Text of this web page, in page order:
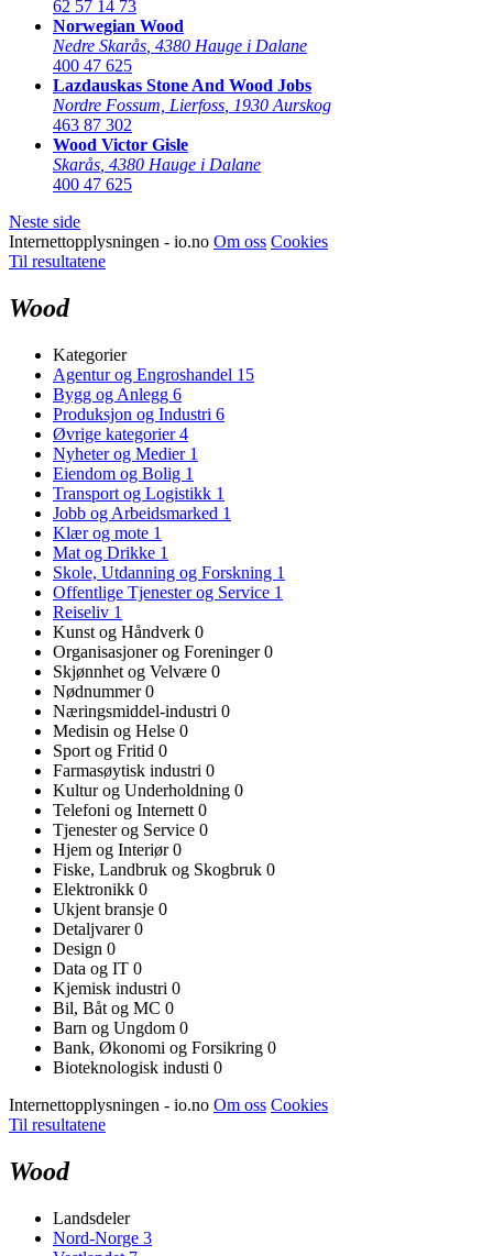
62 57 14 73
Norwegian Wood
Nedre Skarås 4380 Hauge i Dalane
400 47 625
Lazdauskas Stone And Wood Jobs
Nordre Fossum, Lierfoss 1930 Aurskog
463 87 302
Wood Victor Gisle
Skarås 4380 Hauge i Dalane
400 47 625
Neste side
Internettopplysningen - io.no Om oss Cookies
Til resultatene
Wood
Kategorier
Agentur og Engroshandel 15
Bygg og Anlegg 6
Produksjon og Industri 6
Øvrige kategorier4
Nyheter og Medier 1
Eiendom og Bolig 1
Transport og Logistikk 1
Jobb og Arbeidsmarked 1
Klær og mote 1
Mat og Drikke 1
Skole, Utdanning og Forskning 1
Offentlige Tjenester og Service 1
Reiseliv 1
Kunst og Håndverk 0
Organisasjoner og Foreninger0
Skjønnhet og Velvære 0
Nødnummer0
Næringsmiddel-industri 0
Medisin og Helse 0
Sport og Fritid 0
Farmasøytisk industri 0
Kultur og Underholdning 0
Telefoni og Internett 0
Tjenester og Service 0
Hjem og Interiør0
Fiske, Landbruk og Skogbruk 0
Elektronikk 0
Ukjent bransje 0
Detaljvarer0
Design 0
Data og IT 0
Kjemisk industri 0
Bil, Båt og MC 0
Barn og Ungdom 0
Bank, Økonomi og Forsikring 0
Bioteknologisk industi 0
Internettopplysningen - io.no Om oss Cookies
Til resultatene
Wood
Landsdeler
Nord-Norge 3